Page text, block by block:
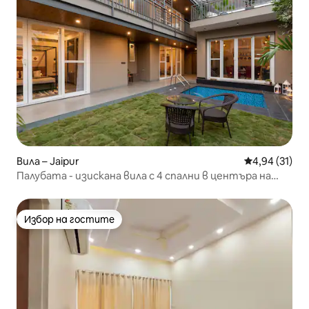
Вила – Jaipur Средна
4,94 (31)
Палубата - изискана вила с 4 спални в центъра на
Избор на гостите
Избор на гостите